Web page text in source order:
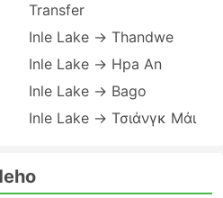
Transfer
Inle Lake → Thandwe
Inle Lake → Hpa An
Inle Lake → Bago
Inle Lake → Τσιάνγκ Μάι